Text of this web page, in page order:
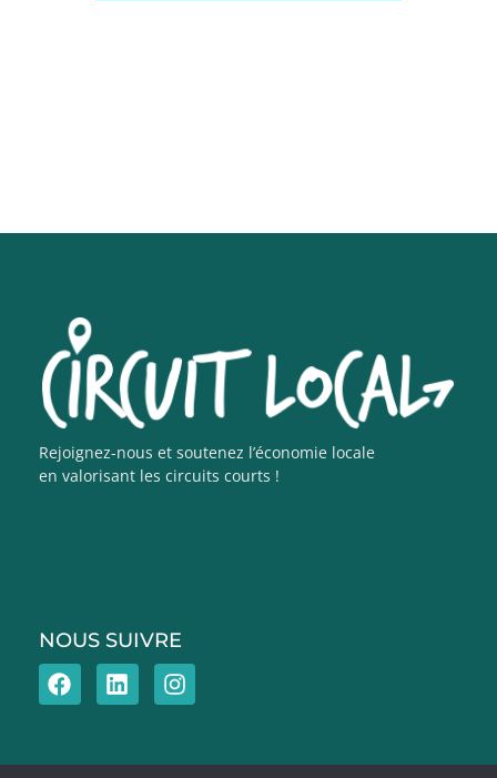
Rejoignez-nous et soutenez l’économie locale
en valorisant les circuits courts !
NOUS SUIVRE